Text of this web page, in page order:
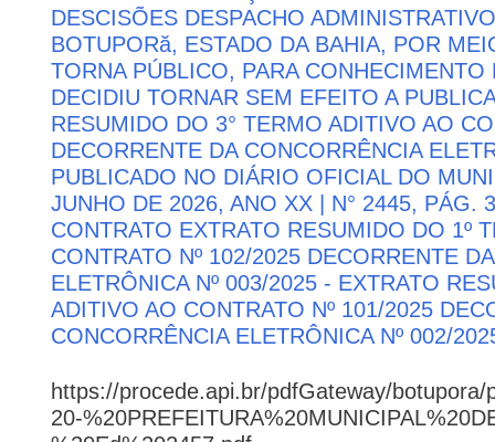
DESCISÕES DESPACHO
BOTUPORă, ESTADO DA BAHIA, POR
TORNA PÚBLICO, PARA
DECIDIU TORNAR SEM EFEITO A
RESUMIDO DO 3° TERMO ADITIVO AO
DECORRENTE DA CONCORRÊNCIA
PUBLICADO NO DIÁRIO OFICIAL DO
JUNHO DE 2026, ANO XX | N° 2445, PÁG.
CONTRATO EXTRATO RESUMIDO DO 1º
CONTRATO Nº 102/2025 DECORRENTE
ELETRÔNICA Nº 003/2025 - EXTRATO
ADITIVO AO CONTRATO Nº 101/2025
CONCORRÊNCIA ELETRÔNICA Nº 002/
https://procede.api.br/pdfGateway/
20-